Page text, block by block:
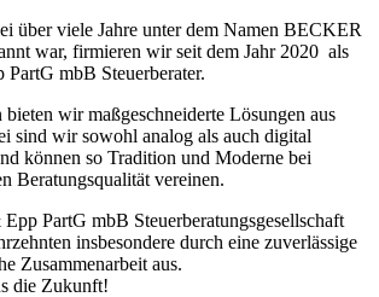
über viele Jahre unter dem Namen BECKER
war, firmieren wir seit dem Jahr 2020 als
mbB Steuerberater.
wir maßgeschneiderte Lösungen aus
sind wir sowohl analog als auch digital
können so Tradition und Moderne bei
Beratungsqualität vereinen.
PartG mbB Steuerberatungsgesellschaft
insbesondere durch eine zuverlässige
Zusammenarbeit aus.
die Zukunft!